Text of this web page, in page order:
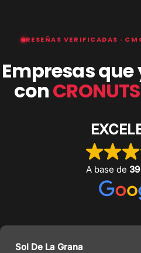
RESEÑAS VERIFICADAS ·
Empresas
con
A base de
Sol De La Grana